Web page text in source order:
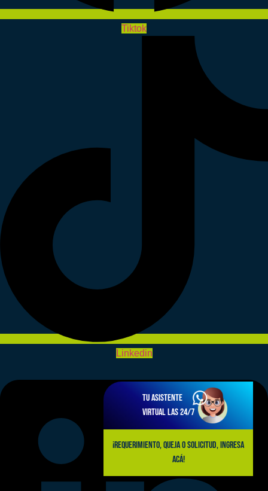
Tu asistente
virtual las 24/7
¡Requerimiento, queja o solicitud, ingresa
acá!
Tiktok
Linkedin